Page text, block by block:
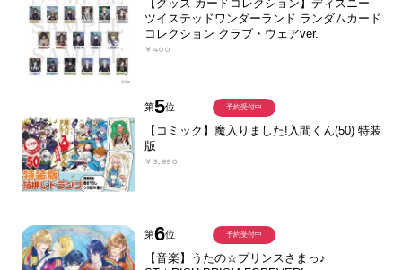
【グッズ-カードコレクション】ディズニー
ツイステッドワンダーランド ランダムカード
コレクション クラブ・ウェアver.
￥400
第5位
【コミック】魔入りました!入間くん(50) 特装
版
￥3,850
予約受付中
第6位
【音楽】うたの☆プリンスさまっ♪
予約受付中